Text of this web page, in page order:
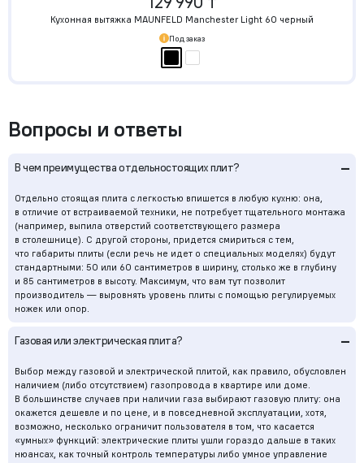
Вопросы и ответы
В чем преимущества отдельностоящих плит? –
Отдельно стоящая плита с легкостью впишется в любую кухню: она,
в отличие от встраиваемой техники, не потребует тщательного монтажа
(например, выпила отверстий соответствующего размера
в столешнице). С другой стороны, придется смириться с тем,
что габариты плиты (если речь не идет о специальных моделях) будут
стандартными: 50 или 60 сантиметров в ширину, столько же в глубину
и 85 сантиметров в высоту. Максимум, что вам тут позволит
производитель — выровнять уровень плиты с помощью регулируемых
ножек или опор.
Газовая или электрическая плита? –
Выбор между газовой и электрической плитой, как правило, обусловлен
наличием (либо отсутствием) газопровода в квартире или доме.
В большинстве случаев при наличии газа выбирают газовую плиту: она
окажется дешевле и по цене, и в повседневной эксплуатации, хотя,
возможно, несколько ограничит пользователя в том, что касается
«умных» функций: электрические плиты ушли гораздо дальше в таких
нюансах, как точный контроль температуры либо умное управление
Кухонная вытяжка MAUNFELD Manchester Light 60 черный
Под заказ